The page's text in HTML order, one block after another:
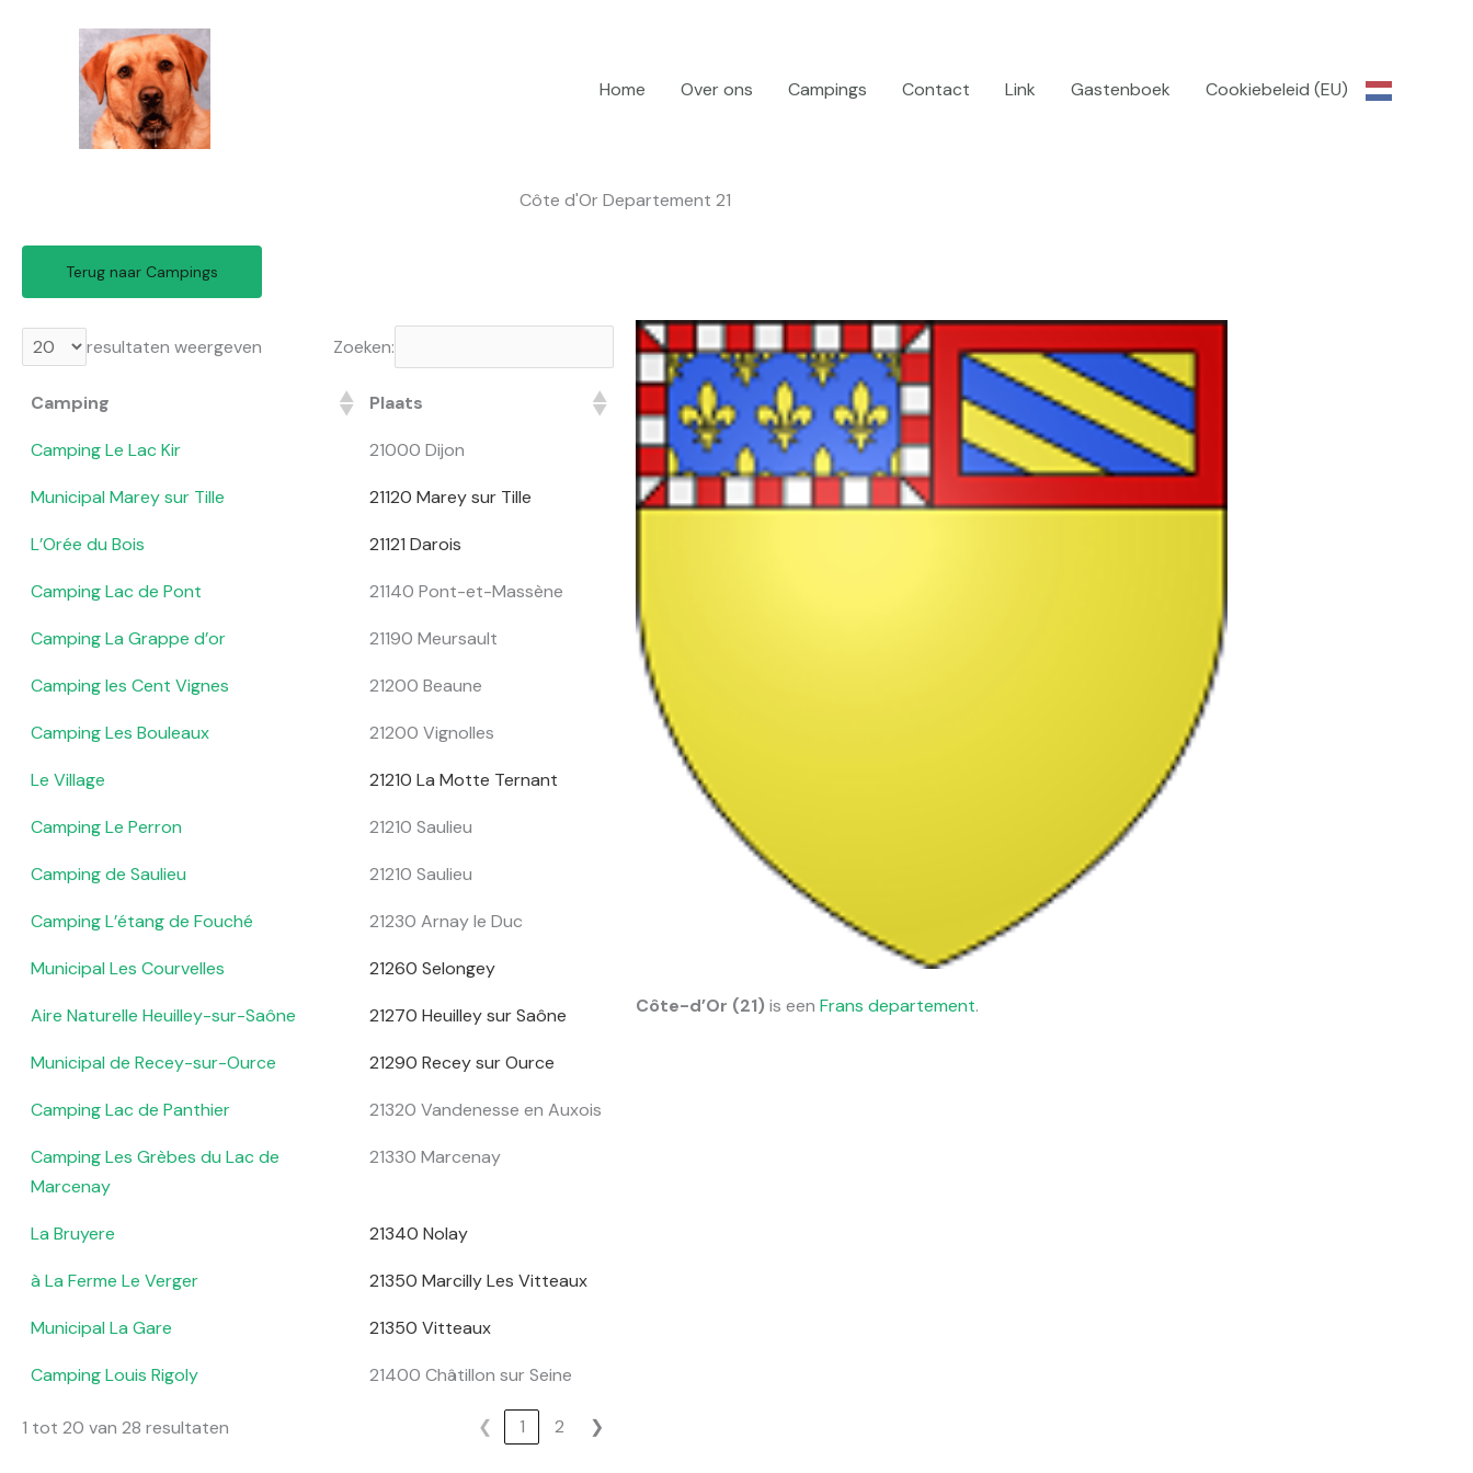
Home Over ons Campings Contact Link Gastenboek Cookiebeleid (EU)
Côte d'Or Departement 21
Terug naar Campings
resultaten weergeven Zoeken:
Camping Plaats
Camping Le Lac Kir 21000 Dijon
Municipal Marey sur Tille 21120 Marey sur Tille
L’Orée du Bois 21121 Darois
Camping Lac de Pont 21140 Pont-et-Massène
Camping La Grappe d’or 21190 Meursault
Camping les Cent Vignes 21200 Beaune
Camping Les Bouleaux 21200 Vignolles
Le Village 21210 La Motte Ternant
Camping Le Perron 21210 Saulieu
Camping de Saulieu 21210 Saulieu
Camping L’étang de Fouché 21230 Arnay le Duc
Municipal Les Courvelles 21260 Selongey
Aire Naturelle Heuilley-sur-Saône 21270 Heuilley sur Saône
Municipal de Recey-sur-Ource 21290 Recey sur Ource
Camping Lac de Panthier 21320 Vandenesse en Auxois
Camping Les Grèbes du Lac de
Marcenay
21330 Marcenay
La Bruyere 21340 Nolay
à La Ferme Le Verger 21350 Marcilly Les Vitteaux
Municipal La Gare 21350 Vitteaux
Camping Louis Rigoly 21400 Châtillon sur Seine
1 tot 20 van 28 resultaten ❮ 1 2 ❯
Côte-d’Or (21) is een Frans departement.